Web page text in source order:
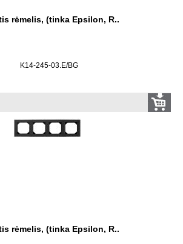
rėmelis, (tinka Epsilon, R..
K14-245-03.E/BG
rėmelis, (tinka Epsilon, R..